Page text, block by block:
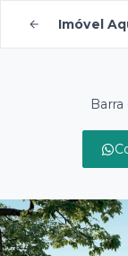
Imóvel